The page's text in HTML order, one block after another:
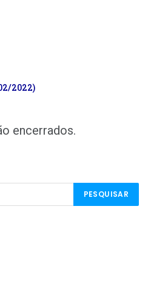
2022)
encerrados.